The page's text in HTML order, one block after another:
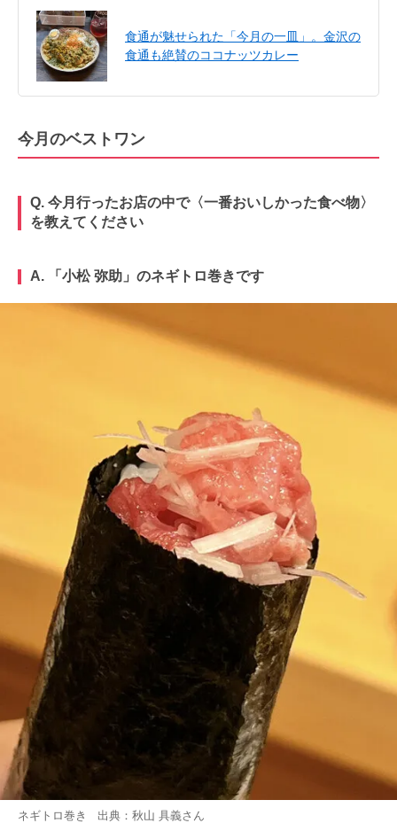
食通が魅せられた「今月の一皿」。金沢の
食通も絶賛のココナッツカレー
今月のベストワン
Q. 今月行ったお店の中で〈一番おいしかった食べ物〉
を教えてください
A. 「小松 弥助」のネギトロ巻きです
ネギトロ巻き 出典： 秋山 具義さん